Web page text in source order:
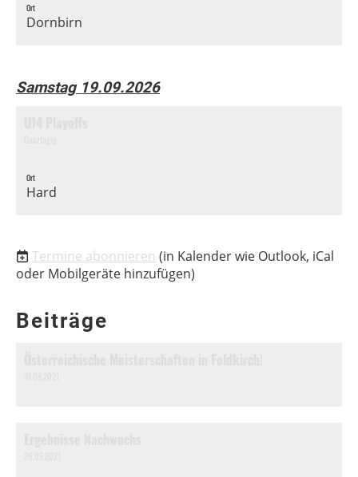
Ort
Dornbirn
Samstag 19.09.2026
Ort
Hard
Termine abonnieren (in Kalender wie Outlook, iCal
oder Mobilgeräte hinzufügen)
Beiträge